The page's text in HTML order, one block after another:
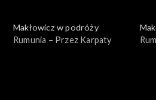
Makłowicz w podróży
Rumunia – Przez Karpaty